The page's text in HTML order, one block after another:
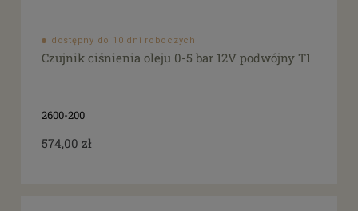
dostępny do 10 dni roboczych
Czujnik ciśnienia oleju 0-5 bar 12V podwójny T1
2600-200
574,00 zł